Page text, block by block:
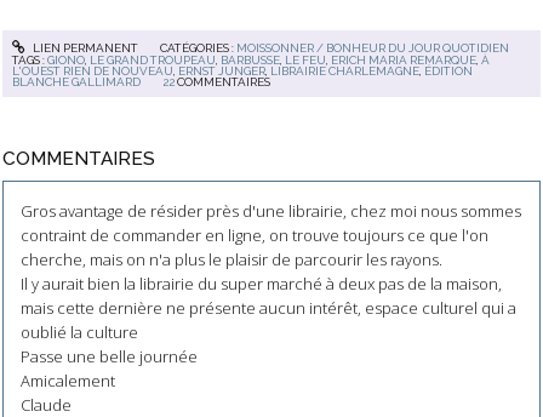
LIEN PERMANENT CATÉGORIES : MOISSONNER / BONHEUR DU JOUR QUOTIDIEN
TAGS :GIONO LE GRAND TROUPEAU BARBUSSE LE FEU ERICH MARIA REMARQUE ,À
L'OUEST RIEN DE NOUVEAU ERNST JUNGER LIBRAIRIE CHARLEMAGNE ÉDITION
BLANCHE GALLIMARD
22 COMMENTAIRES
COMMENTAIRES
Gros avantage de résider près d'une librairie, chez moi nous sommes
contraint de commander en ligne, on trouve toujours ce que l'on
cherche, mais on n'a plus le plaisir de parcourir les rayons.
Il y aurait bien la librairie du super marché à deux pas de la maison,
mais cette dernière ne présente aucun intérêt, espace culturel qui a
oublié la culture
Passe une belle journée
Amicalement
Claude